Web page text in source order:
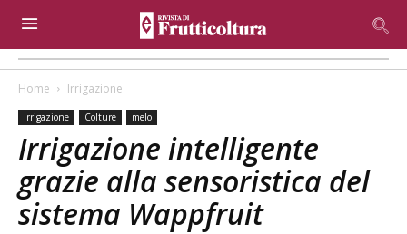
Home Irrigazione
Irrigazione Colture melo
Irrigazione intelligente
grazie alla sensoristica del
sistema Wappfruit